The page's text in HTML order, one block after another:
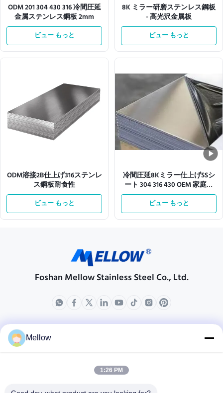
ODM 201 304 430 316 冷間圧延
金属ステンレス鋼板 2mm
ビュー もっと
8K ミラー研磨ステンレス鋼板
- 高光沢金属板
ビュー もっと
ODM溶接2B仕上げ316ステンレ
ス鋼板耐食性
ビュー もっと
冷間圧延8Kミラー仕上げSSシ
ート 304 316 430 OEM 家庭用
品用
ビュー もっと
Foshan Mellow Stainless Steel Co., Ltd.
製品
企業紹介
生産現場
Mellow
1:26 PM